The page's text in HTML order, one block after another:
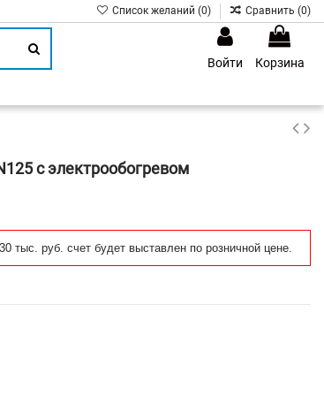
Список желаний (0) Сравнить (0)
Войти
Корзина
с электрообогревом
тыс. руб. счет будет выставлен по розничной цене.